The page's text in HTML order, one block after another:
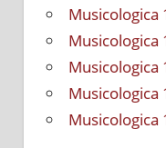
Musicologica
Musicologica
Musicologica
Musicologica
Musicologica